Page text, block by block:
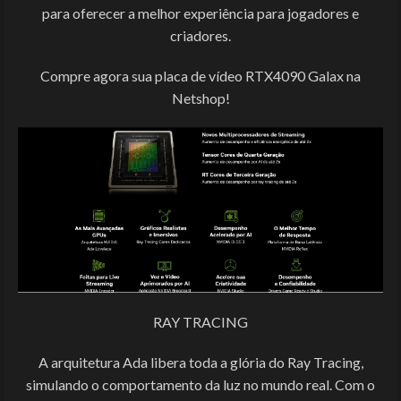
para oferecer a melhor experiência para jogadores e
criadores.
Compre agora sua placa de vídeo RTX4090 Galax na
Netshop!
RAY TRACING
A arquitetura Ada libera toda a glória do Ray Tracing,
simulando o comportamento da luz no mundo real. Com o